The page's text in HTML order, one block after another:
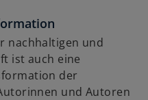
e
nachhaltigen und
ist auch eine
der
und Autoren